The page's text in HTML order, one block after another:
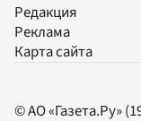
Редакция
Реклама
Карта сайта
© АО «Газета.Ру»